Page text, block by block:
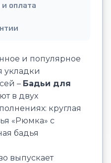
и оплата
и популярное
укладки
– Бадьи для
в двух
круглая
«Рюмка» с
бадья
выпускает